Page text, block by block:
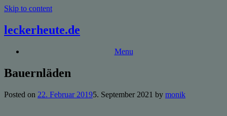
Skip to content
leckerheute.de
Menu
Bauernläden
Posted on 22. Februar 20195. September 2021 by monik